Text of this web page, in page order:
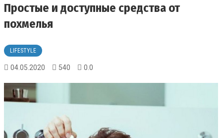
Простые и доступные средства от
похмелья
LIFESTYLE
04.05.2020 540 0.0